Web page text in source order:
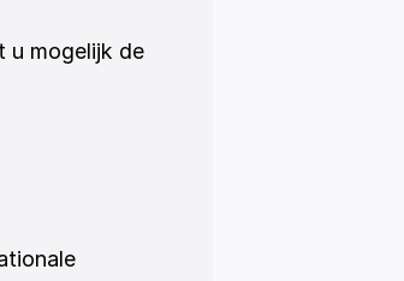
u mogelijk de